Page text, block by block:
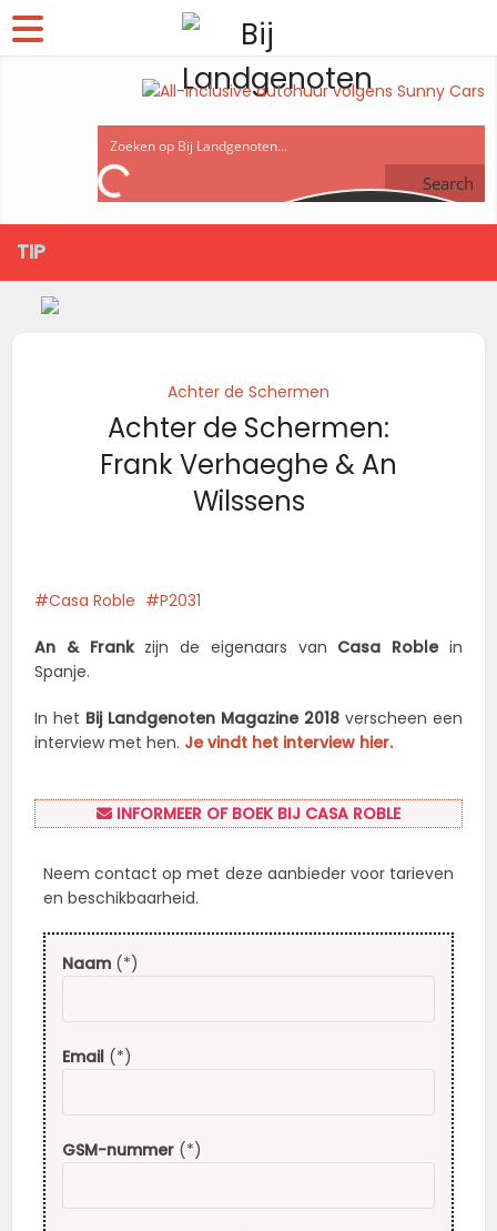
Search
TIP
Achter de Schermen
Achter de Schermen:
Frank Verhaeghe & An
Wilssens
Casa Roble P2031
An & Frankzijn de eigenaars van Casa Roblein
Spanje.
In het Bij Landgenoten Magazine 2018verscheen een
interview met hen. Je vindt het interview hier.
INFORMEER OF BOEK BIJ CASA ROBLE
Neem contact op met deze aanbieder voor tarieven
en beschikbaarheid.
Naam(*)
Email(*)
GSM-nummer(*)